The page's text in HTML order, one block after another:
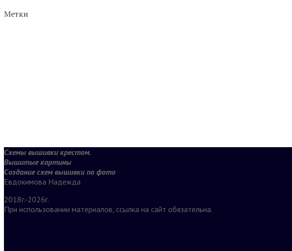
Метки
Схемы вышивки крестом.
Вышитые картины
Создание схем вышивки по фото
Евдокимова Надежда
2018г.-2026г.
При использовании материалов, ссылка на сайт обязательна.